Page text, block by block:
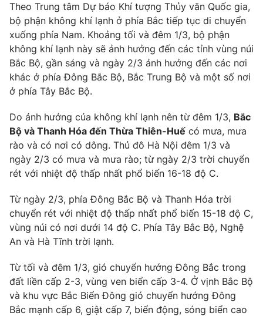
Thế giới đó đây
Câu chuyện quốc tế
Kinh tế
Tài chính
Thị trường
Góc doanh nghiệp
Dữ liệu và đời sống
Truyền hình
Phim VTV
Hậu trường
Nhân vật
Khán giả
Giải sao mai
Giải trí
Điện ảnh
Âm nhạc
Sao
Đời sống
Du lịch
Chất lượng cuộc sống
Giáo dục
Tuyển sinh
Học trực tuyến
Công nghệ
Hitech Công nghệ tương lai
Sản phẩm
Thị trường
Tư vấn
Giao lưu trực tuyến
Lịch phát sóng
Theo Trung tâm Dự báo Khí tượng Thủy văn Quốc gia,
bộ phận không khí lạnh ở phía Bắc tiếp tục di chuyển
xuống phía Nam. Khoảng tối và đêm 1/3, bộ phận
không khí lạnh này sẽ ảnh hưởng đến các tỉnh vùng núi
Bắc Bộ, gần sáng và ngày 2/3 ảnh hưởng đến các nơi
khác ở phía Đông Bắc Bộ, Bắc Trung Bộ và một số nơi
ở phía Tây Bắc Bộ.
Do ảnh hưởng của không khí lạnh nên từ đêm 1/3, Bắc
Bộ và Thanh Hóa đến Thừa Thiên-Huế có mưa, mưa
rào và có nơi có dông. Thủ đô Hà Nội đêm 1/3 và
ngày 2/3 có mưa và mưa rào; từ ngày 2/3 trời chuyển
rét với nhiệt độ thấp nhất phổ biến 16-18 độ C.
Từ ngày 2/3, phía Đông Bắc Bộ và Thanh Hóa trời
chuyển rét với nhiệt độ thấp nhất phổ biến 15-18 độ C,
vùng núi có nơi dưới 14 độ C. Phía Tây Bắc Bộ, Nghệ
An và Hà Tĩnh trời lạnh.
Từ tối và đêm 1/3, gió chuyển hướng Đông Bắc trong
đất liền cấp 2-3, vùng ven biển cấp 3-4. Ở vịnh Bắc Bộ
và khu vực Bắc Biển Đông gió chuyển hướng Đông
Bắc mạnh cấp 6, giật cấp 7, biển động, sóng biển cao